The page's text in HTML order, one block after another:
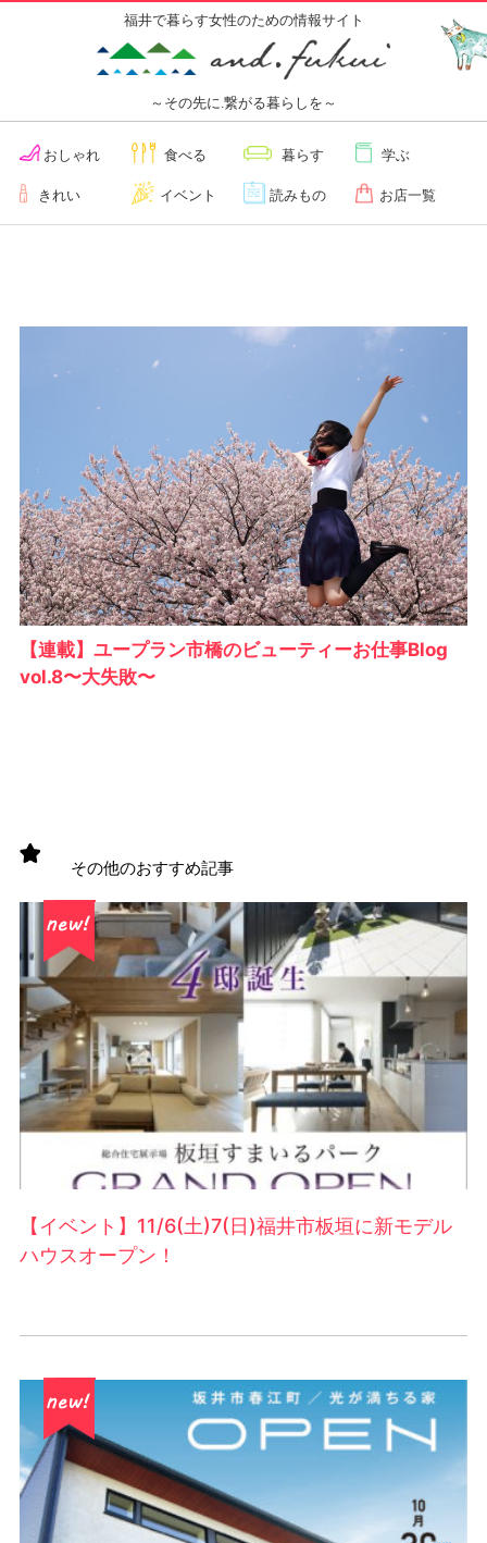
福井で暮らす女性のための情報サイト
～その先に.繋がる暮らしを～
おしゃれ 食べる 暮らす 学ぶ
きれい イベント 読みもの お店一覧
【連載】ユープラン市橋のビューティーお仕事Blog
vol.8〜大失敗〜
その他のおすすめ記事
【イベント】11/6(土)7(日)福井市板垣に新モデル
ハウスオープン！